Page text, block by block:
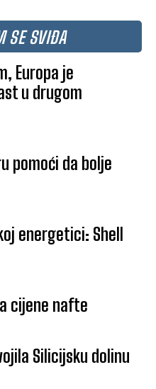
SE SVIĐA
Europa je
u drugom
pomoći da bolje
energetici: Shell
cijene nafte
Silicijsku dolinu